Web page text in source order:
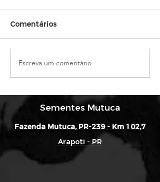
Manejo de cultivares de trigo
médio/precoce!
Comentários
Escreva um comentário
Arapoti - PR
Fazenda Mutuca, PR-239 - Km 102,7
Sementes Mutuca